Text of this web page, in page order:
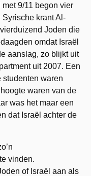
9/11 begon vier
krant Al-
Joden die
omdat Israël
aanslag, zo blijkt uit
uit 2007. Een
studenten waren
waren van de
was het maar een
dat Israël achter de
vinden.
of Israël aan als